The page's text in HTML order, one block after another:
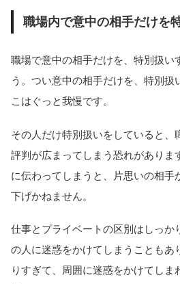
職場内で意中の相手だけを
職場で意中の相手だけを、特別扱い
う。つい意中の相手だけを、特別扱
こはぐっと我慢です。
その人だけ特別扱いをしていると、
評判が広まってしまう恐れがありま
に伝わってしまうと、片思いの相手
下げかねません。
仕事とプライベートの区別はしっか
の人に迷惑をかけてしまうこともあ
りすぎて、周囲に迷惑をかけてしま